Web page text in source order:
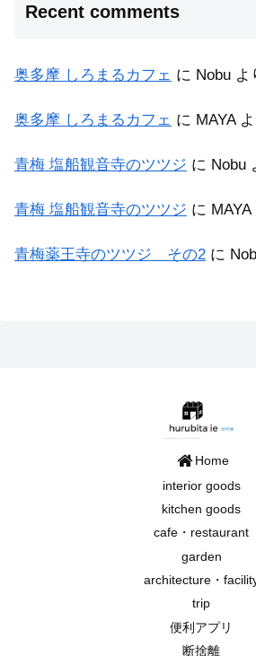
Recent comments
奥多摩 しろまるカフェ に Nobu よ
奥多摩 しろまるカフェ に MAYAよ
青梅 塩船観音寺のツツジ に Nobu
青梅 塩船観音寺のツツジ に MAYA
青梅薬王寺のツツジ その2 に
Home
interior goods
kitchen goods
cafe・restaurant
garden
architecture・
trip
便利アプリ
断捨離